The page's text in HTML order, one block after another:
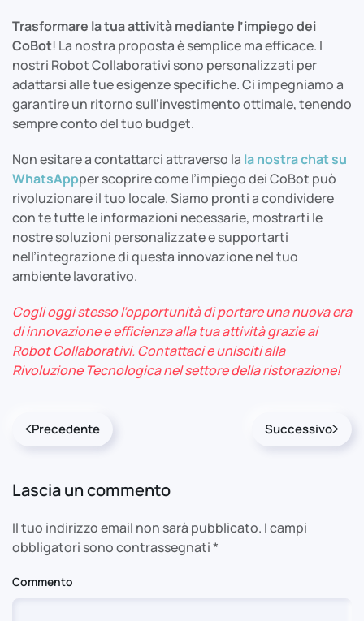
Trasformare la tua attività mediante l’impiego dei
CoBot! La nostra proposta è semplice ma efficace. I
nostri Robot Collaborativi sono personalizzati per
adattarsi alle tue esigenze specifiche. Ci impegniamo a
garantire un ritorno sull’investimento ottimale, tenendo
sempre conto del tuo budget.
Non esitare a contattarci attraverso la la nostra chat su
WhatsAppper scoprire come l’impiego dei CoBot può
rivoluzionare il tuo locale. Siamo pronti a condividere
con te tutte le informazioni necessarie, mostrarti le
nostre soluzioni personalizzate e supportarti
nell’integrazione di questa innovazione nel tuo
ambiente lavorativo.
Cogli oggi stesso l’opportunità di portare una nuova era
di innovazione e efficienza alla tua attività grazie ai
Robot Collaborativi. Contattaci e unisciti alla
Rivoluzione Tecnologica nel settore della ristorazione!
Precedente Successivo
Lascia un commento
Il tuo indirizzo email non sarà pubblicato. I campi
obbligatori sono contrassegnati*
Commento